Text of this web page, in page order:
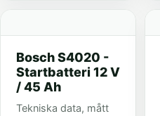
Bosch S4020 -
Startbatteri 12 V
/ 45 Ah
Tekniska data, mått